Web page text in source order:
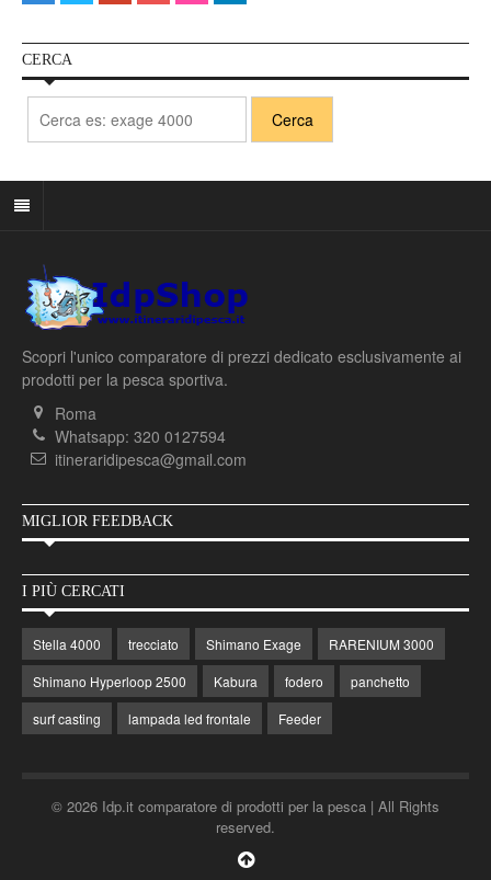
CERCA
Scopri l'unico comparatore di prezzi dedicato esclusivamente ai
prodotti per la pesca sportiva.
Roma
Whatsapp: 320 0127594
itineraridipesca@gmail.com
MIGLIOR FEEDBACK
I PIÙ CERCATI
Stella 4000 trecciato Shimano Exage
RARENIUM 3000
Shimano Hyperloop 2500
Kabura fodero
panchetto
surf casting
lampada led frontale Feeder
© 2026 Idp.it comparatore di prodotti per la pesca | All Rights
reserved.